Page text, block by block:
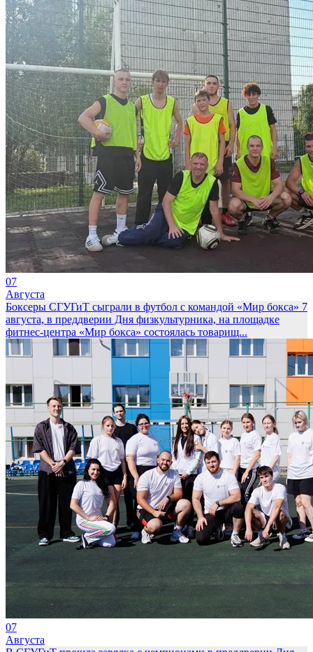
07
Августа
Боксеры СГУГиТ сыграли в футбол с командой «Мир бокса» 7
августа, в преддверии Дня физкультурника, на площадке
фитнес-центра «Мир бокса» состоялась товарищ...
07
Августа